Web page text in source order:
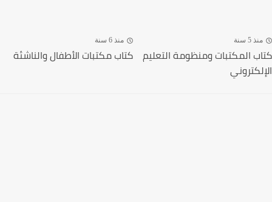
منذ 5 سنة
كتاب المكتبات ومنظومة التعليم
الإلكتروني
منذ 6 سنة
كتاب مكتبات الأطفال والناشئة